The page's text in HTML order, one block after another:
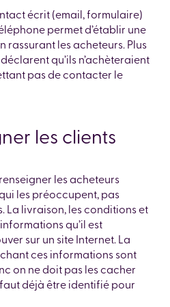
écrit (email, formulaire)
permet d’établir une
les acheteurs. Plus
qu’ils n’achèteraient
pas de contacter le
les clients
les acheteurs
les préoccupent, pas
La livraison, les conditions et
qu’il est
sur un site Internet. La
ces informations sont
on ne doit pas les cacher
déjà être identifié pour